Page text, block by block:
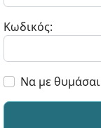
Κωδικός:
Να με θυμάσαι